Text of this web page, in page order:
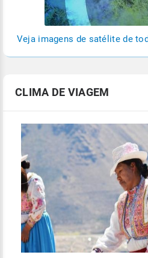
Veja imagens de satélite de
CLIMA DE VIAGEM